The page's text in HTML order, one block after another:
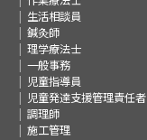
生活相談員
鍼灸師
理学療法士
一般事務
児童指導員
児童発達支援管理責任者
調理師
施工管理